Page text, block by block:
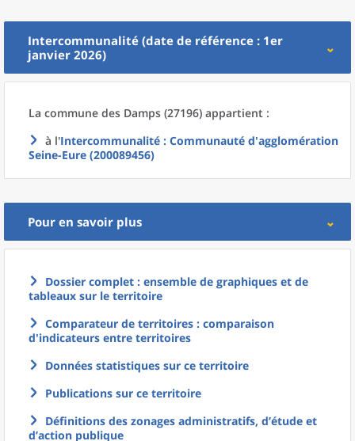
Intercommunalité (date de référence : 1er
janvier 2026)
La commune des Damps (27196) appartient :
à l'Intercommunalité : Communauté d'agglomération
Seine-Eure (200089456)
Pour en savoir plus
Dossier complet : ensemble de graphiques et de
tableaux sur le territoire
Comparateur de territoires : comparaison
d'indicateurs entre territoires
Données statistiques sur ce territoire
Publications sur ce territoire
Définitions des zonages administratifs, d’étude et
d’action publique